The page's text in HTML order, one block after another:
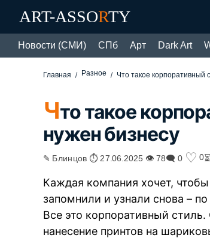
ART-ASSORTY
Новости (СМИ) СПб Арт Dark Art
Главная Разное Что такое корпоративный
Что такое
нужен бизнесу
✎ Блинцов ⏱ 27.06.2025 👁 78🗨 0 ♡ 0
Каждая компания хочет,
запомнили и узнали снова –
Все это корпоративный
нанесение принтов на